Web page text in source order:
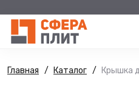
Главная Каталог Крышка